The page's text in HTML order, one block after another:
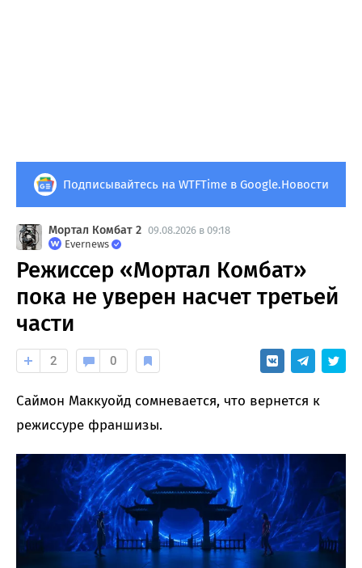
Подписывайтесь на WTFTime в Google.Новости
Мортал Комбат 2 09.08.2026 в 09:18
Evernews
Режиссер «Мортал Комбат»
пока не уверен насчет третьей
части
2 0
Саймон Маккуойд сомневается, что вернется к
режиссуре франшизы.